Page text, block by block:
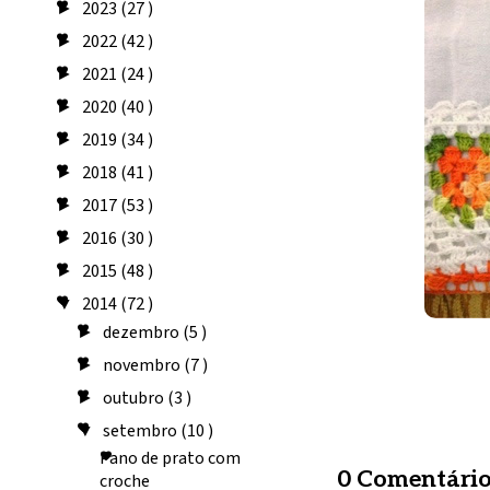
► 2023 (27 )
► 2022(42 )
► 2021 (24 )
► 2020 (40 )
► 2019 (34 )
► 2018 (41 )
► 2017(53 )
► 2016 (30 )
► 2015 (48 )
▼ 2014(72 )
►dezembro (5 )
► novembro (7 )
►outubro (3 )
▼setembro (10 )
Pano de prato com
croche
0